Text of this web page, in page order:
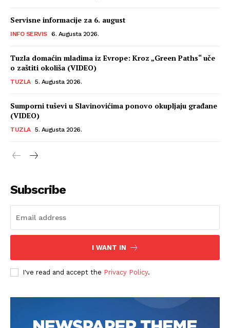
Servisne informacije za 6. august
INFO SERVIS 6. Augusta 2026.
Tuzla domaćin mladima iz Evrope: Kroz „Green Paths“ uče
o zaštiti okoliša (VIDEO)
TUZLA 5. Augusta 2026.
Sumporni tuševi u Slavinovićima ponovo okupljaju građane
(VIDEO)
TUZLA 5. Augusta 2026.
Subscribe
I WANT IN
I've read and accept the Privacy Policy.